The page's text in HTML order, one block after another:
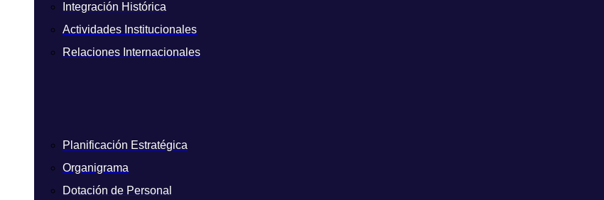
Integración Histórica
Actividades Institucionales
Relaciones Internacionales
Planificación Estratégica
Organigrama
Dotación de Personal